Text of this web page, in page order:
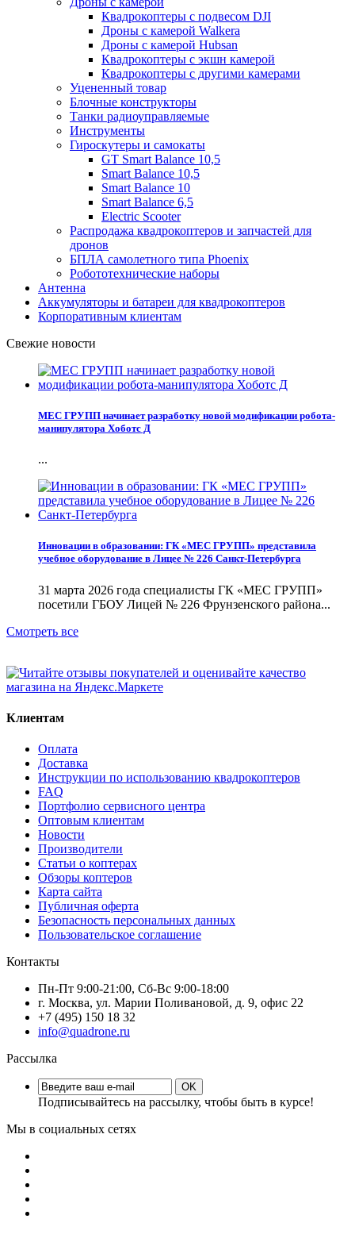
Квадрокоптеры с подвесом DJI
Дроны с камерой Walkera
Дроны с камерой Hubsan
Квадрокоптеры с экшн камерой
Квадрокоптеры с другими камерами
Уцененный товар
Блочные конструкторы
Танки радиоуправляемые
Инструменты
Гироскутеры и самокаты
GT Smart Balance 10,5
Smart Balance 10,5
Smart Balance 10
Smart Balance 6,5
Electric Scooter
Распродажа квадрокоптеров и запчастей для
дронов
БПЛА самолетного типа Phoenix
Робототехнические наборы
Антенна
Аккумуляторы и батареи для квадрокоптеров
Корпоративным клиентам
Свежие новости
МЕС ГРУПП начинает разработку новой модификации робота-
манипулятора Хоботс Д
...
Инновации в образовании: ГК «МЕС ГРУПП» представила
учебное оборудование в Лицее № 226 Санкт-Петербурга
31 марта 2026 года специалисты ГК «МЕС ГРУПП»
посетили ГБОУ Лицей № 226 Фрунзенского района...
Смотреть все
Клиентам
Оплата
Доставка
Инструкции по использованию квадрокоптеров
FAQ
Портфолио сервисного центра
Оптовым клиентам
Новости
Производители
Статьи о коптерах
Обзоры коптеров
Карта сайта
Публичная оферта
Безопасность персональных данных
Пользовательское соглашение
Контакты
Пн-Пт 9:00-21:00, Сб-Вс 9:00-18:00
г. Москва, ул. Марии Поливановой, д. 9, офис 22
+7 (495) 150 18 32
info@quadrone.ru
Рассылка
OK
Подписывайтесь на рассылку, чтобы быть в курсе!
Мы в социальных сетях